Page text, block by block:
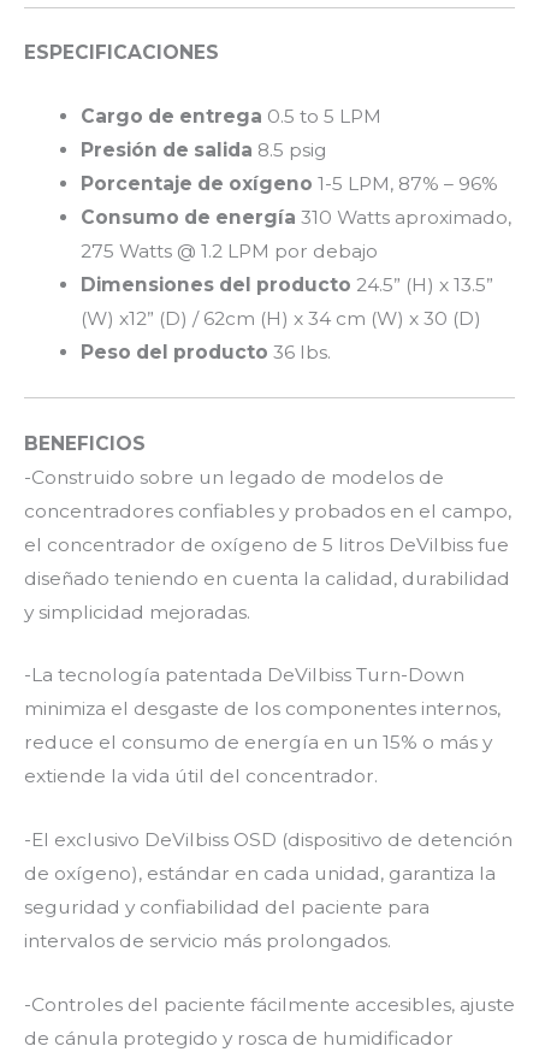
ESPECIFICACIONES
Cargo de entrega 0.5 to 5 LPM
Presión de salida 8.5 psig
Porcentaje de oxígeno 1-5 LPM, 87% – 96%
Consumo de energía 310 Watts aproximado,
275 Watts @ 1.2 LPM por debajo
Dimensiones del producto 24.5” (H) x 13.5”
(W) x12” (D) / 62cm (H) x 34 cm (W) x 30 (D)
Peso del producto 36 lbs.
BENEFICIOS
-Construido sobre un legado de modelos de
concentradores confiables y probados en el campo,
el concentrador de oxígeno de 5 litros DeVilbiss fue
diseñado teniendo en cuenta la calidad, durabilidad
y simplicidad mejoradas.
-La tecnología patentada DeVilbiss Turn-Down
minimiza el desgaste de los componentes internos,
reduce el consumo de energía en un 15% o más y
extiende la vida útil del concentrador.
-El exclusivo DeVilbiss OSD (dispositivo de detención
de oxígeno), estándar en cada unidad, garantiza la
seguridad y confiabilidad del paciente para
intervalos de servicio más prolongados.
-Controles del paciente fácilmente accesibles, ajuste
de cánula protegido y rosca de humidificador